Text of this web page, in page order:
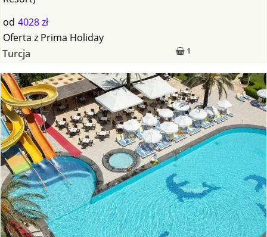
od 4028 zł
1
Oferta z Prima Holiday
Turcja